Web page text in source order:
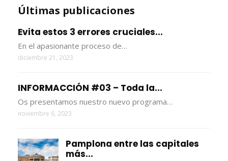
Últimas publicaciones
Evita estos 3 errores cruciales...
En el apasionante proceso de…
diciembre 21, 2023
INFORMACCIÓN #03 – Toda la...
Os presentamos nuestro nuevo programa…
noviembre 6, 2023
Pamplona entre las capitales
más...